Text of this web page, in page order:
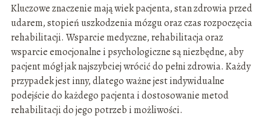
Kluczowe znaczenie mają wiek pacjenta, stan zdrowia przed
udarem, stopień uszkodzenia mózgu oraz czas rozpoczęcia
rehabilitacji. Wsparcie medyczne, rehabilitacja oraz
wsparcie emocjonalne i psychologiczne są niezbędne, aby
pacjent mógł jak najszybciej wrócić do pełni zdrowia. Każdy
przypadek jest inny, dlatego ważne jest indywidualne
podejście do każdego pacjenta i dostosowanie metod
rehabilitacji do jego potrzeb i możliwości.